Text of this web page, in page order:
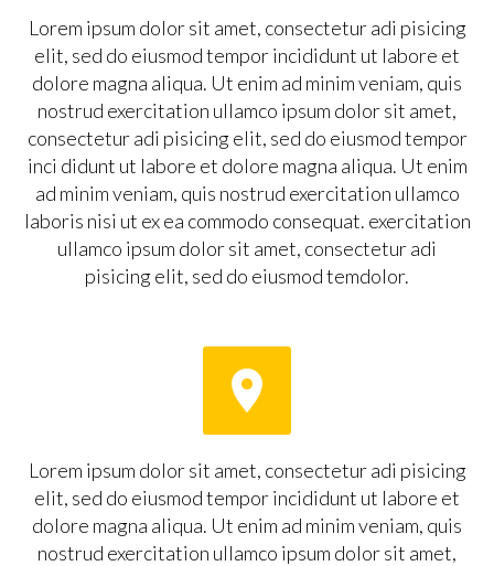
Lorem ipsum dolor sit amet, consectetur adi pisicing
elit, sed do eiusmod tempor incididunt ut labore et
dolore magna aliqua. Ut enim ad minim veniam, quis
nostrud exercitation ullamco ipsum dolor sit amet,
consectetur adi pisicing elit, sed do eiusmod tempor
inci didunt ut labore et dolore magna aliqua. Ut enim
ad minim veniam, quis nostrud exercitation ullamco
laboris nisi ut ex ea commodo consequat. exercitation
ullamco ipsum dolor sit amet, consectetur adi
pisicing elit, sed do eiusmod temdolor.


Lorem ipsum dolor sit amet, consectetur adi pisicing
elit, sed do eiusmod tempor incididunt ut labore et
dolore magna aliqua. Ut enim ad minim veniam, quis
nostrud exercitation ullamco ipsum dolor sit amet,